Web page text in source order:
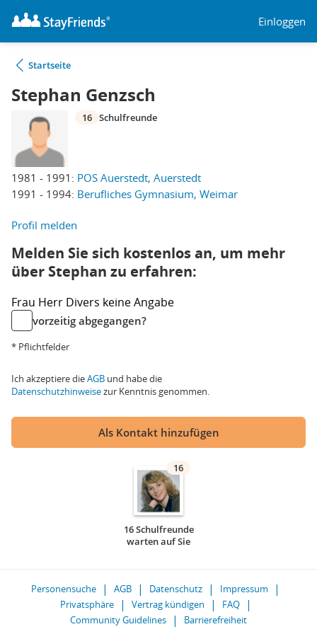
Einloggen
Startseite
Stephan Genzsch
1981 - 1991: POS Auerstedt, Auerstedt
1991 - 1994: Berufliches Gymnasium, Weimar
16 Schulfreunde
Profil melden
Melden Sie sich kostenlos an, um mehr
über Stephan zu erfahren:
Frau Herr Divers keine Angabe
vorzeitig abgegangen?
* Pflichtfelder
Ich akzeptiere dieAGB und habe die
Datenschutzhinweisezur Kenntnis genommen.
Als Kontakt hinzufügen
16
16 Schulfreunde
warten auf Sie
Personensuche AGB Datenschutz
Impressum
Privatsphäre
Vertrag kündigen
FAQ
Community Guidelines
Barrierefreiheit